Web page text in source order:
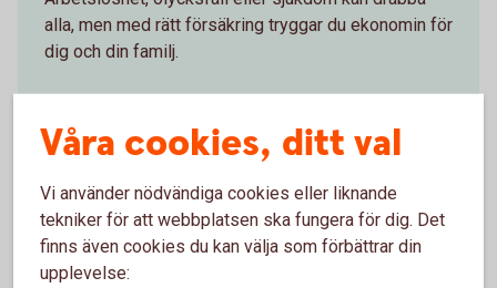
alla, men med rätt försäkring tryggar du ekonomin för
dig och din familj.
Ta kontroll över din ekonomi
Våra cookies, ditt val
Vi använder nödvändiga cookies eller liknande
tekniker för att webbplatsen ska fungera för dig. Det
finns även cookies du kan välja som förbättrar din
upplevelse: